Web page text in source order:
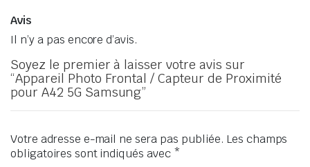
Avis
Il n’y a pas encore d’avis.
Soyez le premier à laisser votre avis sur
“Appareil Photo Frontal / Capteur de Proximité
pour A42 5G Samsung”
Votre adresse e-mail ne sera pas publiée. Les champs
obligatoires sont indiqués avec *